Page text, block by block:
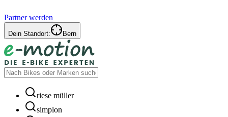
Partner werden
Dein Standort: Bern
riese müller
simplon